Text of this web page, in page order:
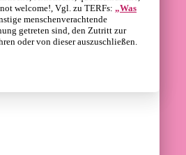
welcome!, Vgl. zu TERFs: „Was
menschenverachtende
getreten sind, den Zutritt zur
oder von dieser auszuschließen.